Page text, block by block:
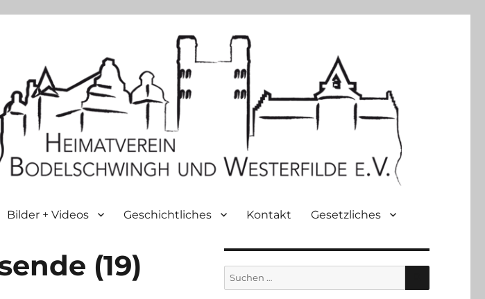
Bilder + Videos Geschichtliches Kontakt Gesetzliches
(19)
Suche
nach:
SUCHEN